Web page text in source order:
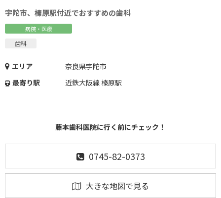
宇陀市、榛原駅付近でおすすめの歯科
病院・医療
歯科
エリア
奈良県宇陀市
最寄り駅
近鉄大阪線 榛原駅
藤本歯科医院に行く前にチェック！
0745-82-0373
大きな地図で見る